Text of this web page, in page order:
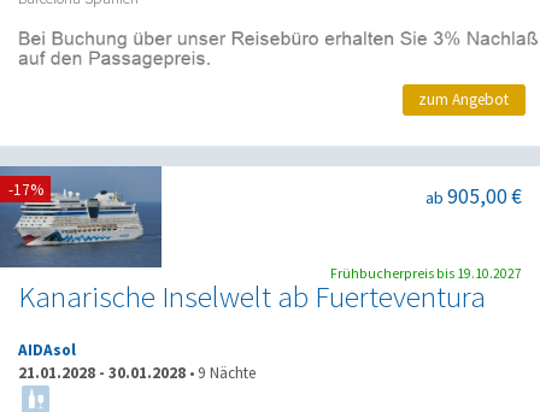
zum Angebot
Kanarische Inselwelt ab Fuerteventura
ab 905,00 €
AIDAsol
21.01.2028 - 30.01.2028 • 9 Nächte
-17%
Frühbucherpreis bis 19.10.2027